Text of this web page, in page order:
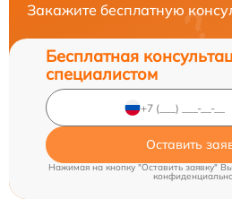
Закажите бесплатную
Бесплатная
специалистом
Оставить
Нажимая на кнопку "Оставить заявку"